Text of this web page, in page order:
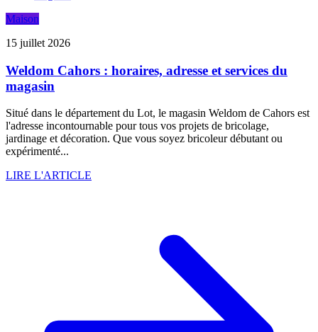
Maison
15 juillet 2026
Weldom Cahors : horaires, adresse et services du
magasin
Situé dans le département du Lot, le magasin Weldom de Cahors est
l'adresse incontournable pour tous vos projets de bricolage,
jardinage et décoration. Que vous soyez bricoleur débutant ou
expérimenté...
LIRE L'ARTICLE